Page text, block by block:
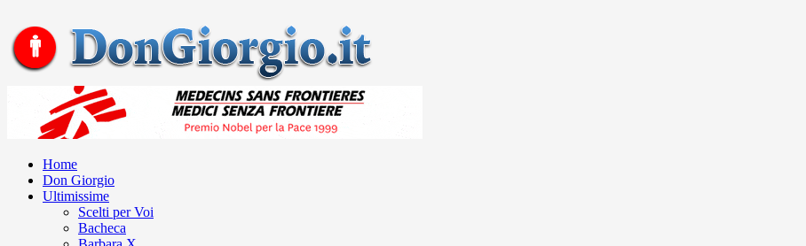
Home
Don Giorgio
Ultimissime
Scelti per Voi
Bacheca